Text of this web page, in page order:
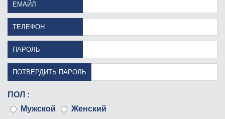
ЕМАЙЛ
ТЕЛЕФОН
ПАРОЛЬ
ПОТВЕРДИТЬ ПАРОЛЬ
ПОЛ :
Мужской
Женский